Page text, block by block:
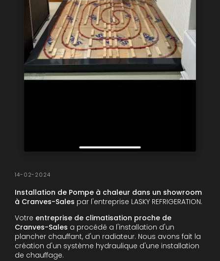
14-02-2024
Installation de Pompe à chaleur dans un showroom
à Cranves-Sales par l'entreprise LASKY REFRIGERATION.
Votre entreprise de climatisation proche de
Cranves-Sales a procédé a l'installation d'un
plancher chauffant, d'un radiateur. Nous avons fait la
création d'un système hydraulique d'une installation
de chauffage.